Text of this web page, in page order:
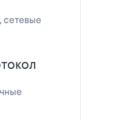
сетевые